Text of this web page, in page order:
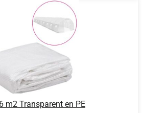
m2 Transparent en PE